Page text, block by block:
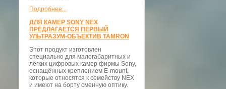
Подробнее...
ДЛЯ КАМЕР SONY NEX
ПРЕДЛАГАЕТСЯ ПЕРВЫЙ
УЛЬТРАЗУМ-ОБЪЕКТИВ TAMRON
Этот продукт изготовлен
специально для малогабаритных и
лёгких цифровых камер фирмы Sony,
оснащённых креплением E-mount,
которые относятся к семейству NEX
и имеют на борту сменную оптику.